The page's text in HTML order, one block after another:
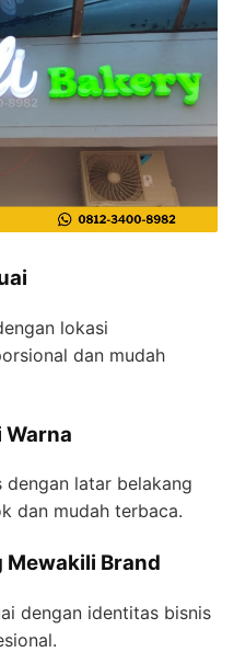
lokasi
dan mudah
Warna
dengan latar belakang
dan mudah terbaca.
Mewakili Brand
dengan identitas bisnis